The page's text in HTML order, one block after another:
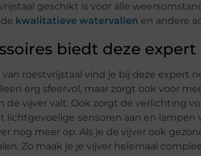
geschikt is voor alle
kwalitatieve watervallen en andere
biedt deze
roestvrijstaal vind je bij deze expert
erg sfeervol, maar zorgt ook voor
de vijver valt. Ook zorgt de verlichting
lichtgevoelige sensoren aan en
nog meer op. Als je de vijver ook
Zo maak je je vijver helemaal